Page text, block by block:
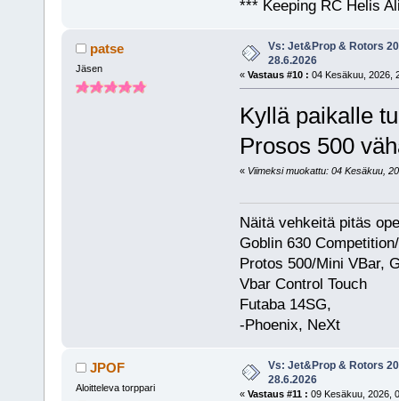
*** Keeping RC Helis
patse
Jäsen
Vs: Jet&Prop & Rotors
28.6.2026
« Vastaus #10 : 04 Kesäkuu, 2026,
Kyllä paikalle
Prosos 500
« Viimeksi muokattu: 04 Kesäkuu,
Näitä vehkeitä pitäs
Goblin 630
Protos 500/Mini VBar,
Vbar Control Touch
Futaba 14SG,
-Phoenix, NeXt
JPOF
Aloitteleva torppari
Vs: Jet&Prop & Rotors
28.6.2026
« Vastaus #11 : 09 Kesäkuu, 2026,